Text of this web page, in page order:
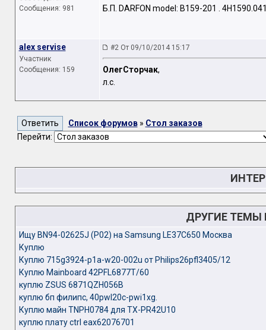
Сообщения: 981
Б.П. DARFON model: B159-201 .
alex servise
Участник
Сообщения: 159
#2 От 09/10/2014 15:17
ОлегСторчак,
л.с.
Список форумов» Стол заказов
Перейти:
ДРУГИЕ ТЕМЫ
Ищу BN94-02625J (P02) на Samsung LE37C650 Москва
Куплю
Куплю 715g3924-p1a-w20-002u от Philips26pfl3405/12
Куплю Mainboard 42PFL6877T/60
куплю ZSUS 6871QZH056B
куплю бп филипс, 40pwl20c-pwi1xg.
Куплю майн TNPH0784 для TX-PR42U10
куплю плату ctrl eax62076701